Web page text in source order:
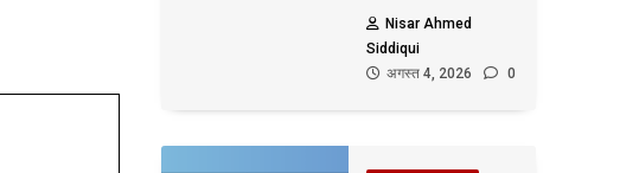
Nisar Ahmed
Siddiqui
अगस्त 4, 2026
0